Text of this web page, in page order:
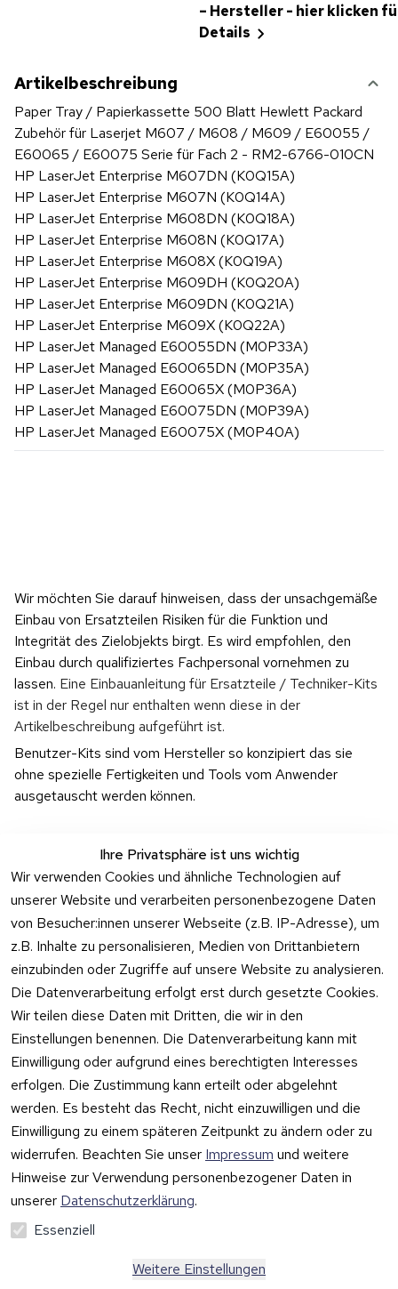
– Hersteller - hier klicken
Details
Artikelbeschreibung
Paper Tray / Papierkassette 500 Blatt Hewlett Packard
Zubehör für Laserjet M607 / M608 / M609 / E60055 /
E60065 / E60075 Serie für Fach 2 - RM2-6766-010CN
HP LaserJet Enterprise M607DN (K0Q15A)
HP LaserJet Enterprise M607N (K0Q14A)
HP LaserJet Enterprise M608DN (K0Q18A)
HP LaserJet Enterprise M608N (K0Q17A)
HP LaserJet Enterprise M608X (K0Q19A)
HP LaserJet Enterprise M609DH (K0Q20A)
HP LaserJet Enterprise M609DN (K0Q21A)
HP LaserJet Enterprise M609X (K0Q22A)
HP LaserJet Managed E60055DN (M0P33A)
HP LaserJet Managed E60065DN (M0P35A)
HP LaserJet Managed E60065X (M0P36A)
HP LaserJet Managed E60075DN (M0P39A)
HP LaserJet Managed E60075X (M0P40A)
Wir möchten Sie darauf hinweisen, dass der unsachgemäße
Einbau von Ersatzteilen Risiken für die Funktion und
Integrität des Zielobjekts birgt. Es wird empfohlen, den
Einbau durch qualifiziertes Fachpersonal vornehmen zu
lassen. Eine Einbauanleitung für Ersatzteile / Techniker-Kits
ist in der Regel nur enthalten wenn diese in der
Artikelbeschreibung aufgeführt ist.
Benutzer-Kits sind vom Hersteller so konzipiert das sie
ohne spezielle Fertigkeiten und Tools vom Anwender
ausgetauscht werden können.
Ihre Privatsphäre ist uns wichtig
Wir verwenden Cookies und ähnliche Technologien auf
unserer Website und verarbeiten personenbezogene Daten
von Besucher:innen unserer Webseite (z.B. IP-Adresse), um
z.B. Inhalte zu personalisieren, Medien von Drittanbietern
einzubinden oder Zugriffe auf unsere Website zu analysieren.
Die Datenverarbeitung erfolgt erst durch gesetzte Cookies.
Wir teilen diese Daten mit Dritten, die wir in den
Einstellungen benennen. Die Datenverarbeitung kann mit
Einwilligung oder aufgrund eines berechtigten Interesses
erfolgen. Die Zustimmung kann erteilt oder abgelehnt
werden. Es besteht das Recht, nicht einzuwilligen und die
Einwilligung zu einem späteren Zeitpunkt zu ändern oder zu
widerrufen. Beachten Sie unser Impressum und weitere
Hinweise zur Verwendung personenbezogener Daten in
unserer Datenschutzerklärung.
Essenziell
Weitere Einstellungen
Rechtliches
AGB
Impressum
Datenschutzer
klärung
Barrierefreiheit
serklärung
Widerrufsbeleh
rung
Retoureninfo
Vertrag
widerrufen
Kontakt
Prilux Print
Solutions
Wilhem-
Leuschner-Str.
19
Rödermark
Tel.: 06074
Email:
info@prilux-
Support
Hersteller
Fehlermeldung
Druckqualität
Wartungskit
Roller-
Diagramm
Ersatzteile
aus eigenen
Lagerbestan
d
Zahlung
und
Versand
Versandpaus
chale 5,95